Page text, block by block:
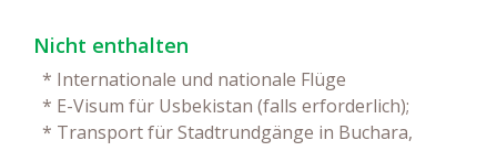
Nicht enthalten
* Internationale und nationale Flüge
* E-Visum für Usbekistan (falls erforderlich);
* Transport für Stadtrundgänge in Buchara,